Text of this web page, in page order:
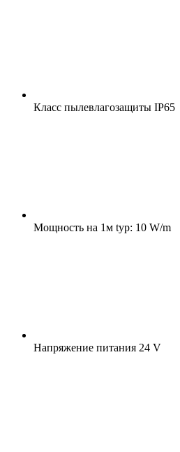
Класс пылевлагозащиты IP65
Мощность на 1м typ: 10 W/m
Напряжение питания 24 V